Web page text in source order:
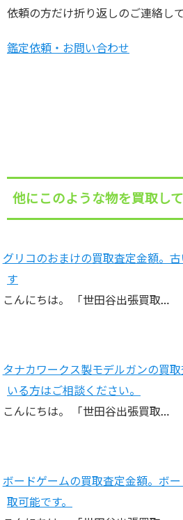
依頼の方だけ折り返しのご連絡して
鑑定依頼・お問い合わせ
他にこのような物を買取して
グリコのおまけの買取査定金額。
す
こんにちは。 「世田谷出張買取…
タナカワークス製モデルガンの買
いる方はご相談ください。
こんにちは。 「世田谷出張買取…
ボードゲームの買取査定金額。ボ
取可能です。